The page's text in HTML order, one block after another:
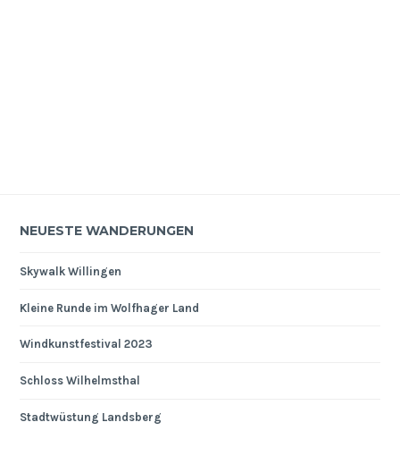
NEUESTE WANDERUNGEN
Skywalk Willingen
Kleine Runde im Wolfhager Land
Windkunstfestival 2023
Schloss Wilhelmsthal
Stadtwüstung Landsberg